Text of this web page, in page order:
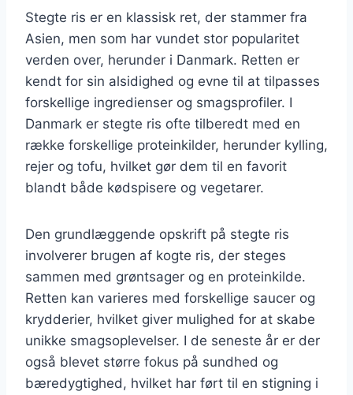
Stegte ris er en klassisk ret, der stammer fra
Asien, men som har vundet stor popularitet
verden over, herunder i Danmark. Retten er
kendt for sin alsidighed og evne til at tilpasses
forskellige ingredienser og smagsprofiler. I
Danmark er stegte ris ofte tilberedt med en
række forskellige proteinkilder, herunder kylling,
rejer og tofu, hvilket gør dem til en favorit
blandt både kødspisere og vegetarer.
Den grundlæggende opskrift på stegte ris
involverer brugen af kogte ris, der steges
sammen med grøntsager og en proteinkilde.
Retten kan varieres med forskellige saucer og
krydderier, hvilket giver mulighed for at skabe
unikke smagsoplevelser. I de seneste år er der
også blevet større fokus på sundhed og
bæredygtighed, hvilket har ført til en stigning i